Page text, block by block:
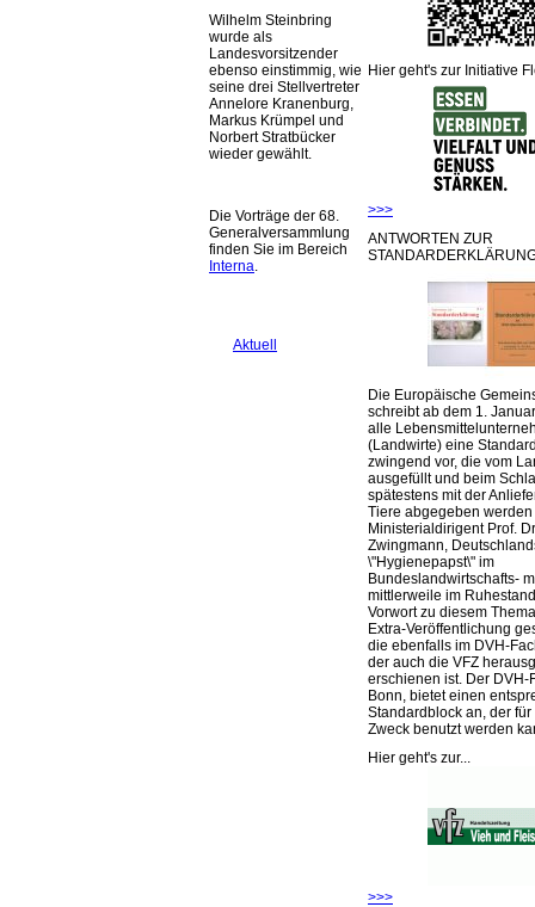
Wilhelm Steinbring
wurde als
Landesvorsitzender
ebenso einstimmig, wie
seine drei Stellvertreter
Annelore Kranenburg,
Markus Krümpel und
Norbert Stratbücker
wieder gewählt.
Die Vorträge der 68.
Generalversammlung
finden Sie im Bereich
Interna.
Aktuell
Hier geht's zur Initiative
>>>
ANTWORTEN ZUR
Die Europäische
schreibt ab dem 1.
alle
(Landwirte) eine
zwingend vor, die vom
ausgefüllt und beim
spätestens mit der
Tiere abgegeben werden
Ministerialdirigent Prof.
Zwingmann,
\"Hygienepapst\" im
Bundeslandwirtschafts-
mittlerweile im
Vorwort zu diesem
Extra-Veröffentlichung
die ebenfalls im DVH-
der auch die VFZ
erschienen ist. Der DVH-
Bonn, bietet einen
Standardblock an, der
Zweck benutzt werden
Hier geht's zur...
>>>